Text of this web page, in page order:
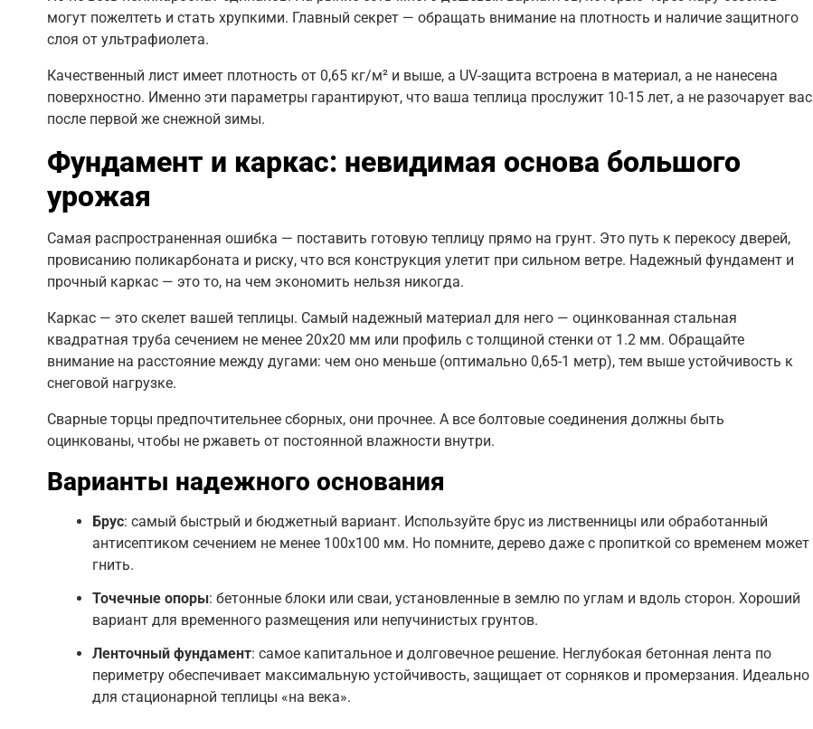
могут пожелтеть и стать хрупкими. Главный секрет — обращать внимание на плотность и наличие защитного
слоя от ультрафиолета.
Качественный лист имеет плотность от 0,65 кг/м² и выше, а UV-защита встроена в материал, а не нанесена
поверхностно. Именно эти параметры гарантируют, что ваша теплица прослужит 10-15 лет, а не разочарует вас
после первой же снежной зимы.
Фундамент и каркас: невидимая основа большого
урожая
Самая распространенная ошибка — поставить готовую теплицу прямо на грунт. Это путь к перекосу дверей,
провисанию поликарбоната и риску, что вся конструкция улетит при сильном ветре. Надежный фундамент и
прочный каркас — это то, на чем экономить нельзя никогда.
Каркас — это скелет вашей теплицы. Самый надежный материал для него — оцинкованная стальная
квадратная труба сечением не менее 20х20 мм или профиль с толщиной стенки от 1.2 мм. Обращайте
внимание на расстояние между дугами: чем оно меньше (оптимально 0,65-1 метр), тем выше устойчивость к
снеговой нагрузке.
Сварные торцы предпочтительнее сборных, они прочнее. А все болтовые соединения должны быть
оцинкованы, чтобы не ржаветь от постоянной влажности внутри.
Варианты надежного основания
Брус: самый быстрый и бюджетный вариант. Используйте брус из лиственницы или обработанный
антисептиком сечением не менее 100х100 мм. Но помните, дерево даже с пропиткой со временем может
гнить.
Точечные опоры: бетонные блоки или сваи, установленные в землю по углам и вдоль сторон. Хороший
вариант для временного размещения или непучинистых грунтов.
Ленточный фундамент: самое капитальное и долговечное решение. Неглубокая бетонная лента по
периметру обеспечивает максимальную устойчивость, защищает от сорняков и промерзания. Идеально
для стационарной теплицы «на века».